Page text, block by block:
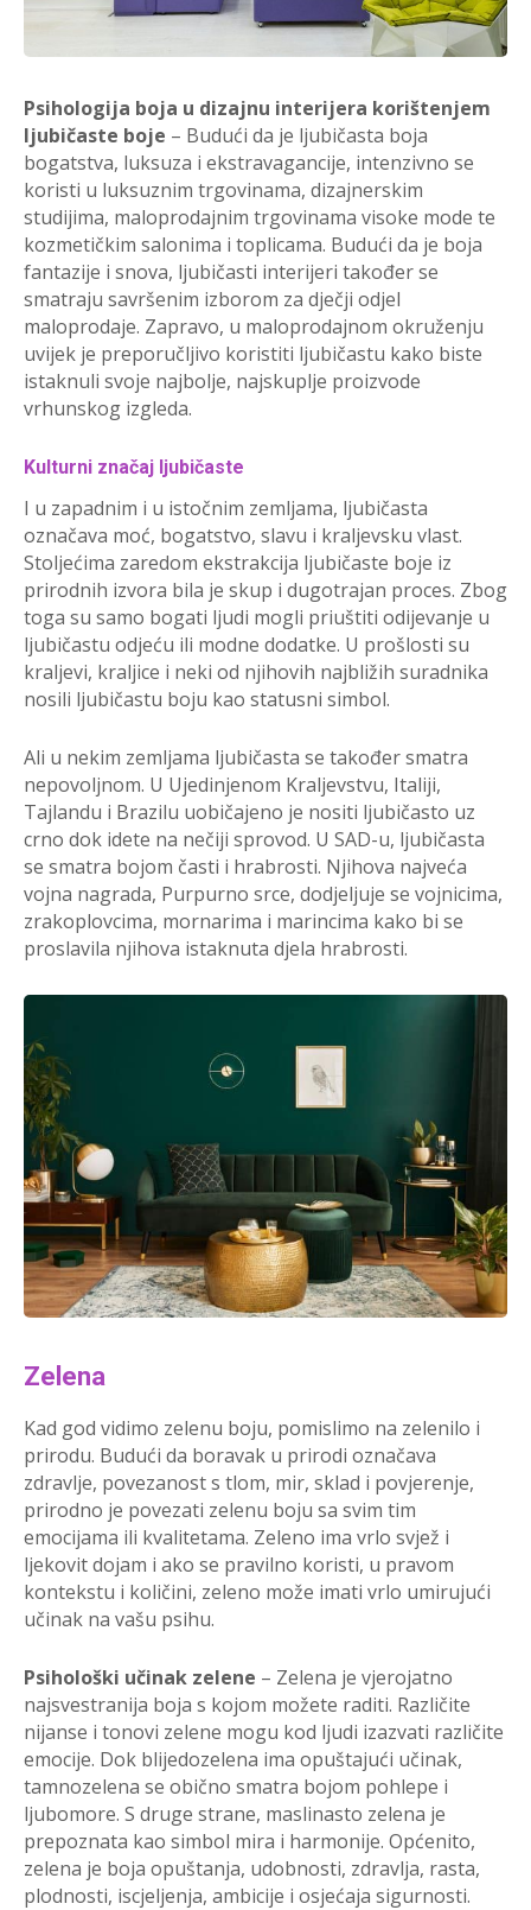
Psihologija boja u dizajnu interijera korištenjem
ljubičaste boje – Budući da je ljubičasta boja
bogatstva, luksuza i ekstravagancije, intenzivno se
koristi u luksuznim trgovinama, dizajnerskim
studijima, maloprodajnim trgovinama visoke mode te
kozmetičkim salonima i toplicama. Budući da je boja
fantazije i snova, ljubičasti interijeri također se
smatraju savršenim izborom za dječji odjel
maloprodaje. Zapravo, u maloprodajnom okruženju
uvijek je preporučljivo koristiti ljubičastu kako biste
istaknuli svoje najbolje, najskuplje proizvode
vrhunskog izgleda.
Kulturni značaj ljubičaste
I u zapadnim i u istočnim zemljama, ljubičasta
označava moć, bogatstvo, slavu i kraljevsku vlast.
Stoljećima zaredom ekstrakcija ljubičaste boje iz
prirodnih izvora bila je skup i dugotrajan proces. Zbog
toga su samo bogati ljudi mogli priuštiti odijevanje u
ljubičastu odjeću ili modne dodatke. U prošlosti su
kraljevi, kraljice i neki od njihovih najbližih suradnika
nosili ljubičastu boju kao statusni simbol.
Ali u nekim zemljama ljubičasta se također smatra
nepovoljnom. U Ujedinjenom Kraljevstvu, Italiji,
Tajlandu i Brazilu uobičajeno je nositi ljubičasto uz
crno dok idete na nečiji sprovod. U SAD-u, ljubičasta
se smatra bojom časti i hrabrosti. Njihova najveća
vojna nagrada, Purpurno srce, dodjeljuje se vojnicima,
zrakoplovcima, mornarima i marincima kako bi se
proslavila njihova istaknuta djela hrabrosti.
Zelena
Kad god vidimo zelenu boju, pomislimo na zelenilo i
prirodu. Budući da boravak u prirodi označava
zdravlje, povezanost s tlom, mir, sklad i povjerenje,
prirodno je povezati zelenu boju sa svim tim
emocijama ili kvalitetama. Zeleno ima vrlo svjež i
ljekovit dojam i ako se pravilno koristi, u pravom
kontekstu i količini, zeleno može imati vrlo umirujući
učinak na vašu psihu.
Psihološki učinak zelene – Zelena je vjerojatno
najsvestranija boja s kojom možete raditi. Različite
nijanse i tonovi zelene mogu kod ljudi izazvati različite
emocije. Dok blijedozelena ima opuštajući učinak,
tamnozelena se obično smatra bojom pohlepe i
ljubomore. S druge strane, maslinasto zelena je
prepoznata kao simbol mira i harmonije. Općenito,
zelena je boja opuštanja, udobnosti, zdravlja, rasta,
plodnosti, iscjeljenja, ambicije i osjećaja sigurnosti.